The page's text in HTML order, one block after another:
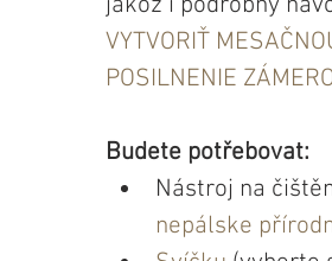
VYTVORIŤ
POSILNENIE
Budete potřebovat:
Nástroj na
nepálske